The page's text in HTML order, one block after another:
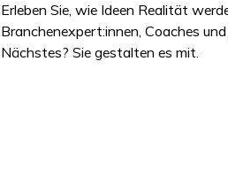
Erleben Sie, wie Ideen Realität
Branchenexpert:innen, Coaches
Nächstes? Sie gestalten es mit.